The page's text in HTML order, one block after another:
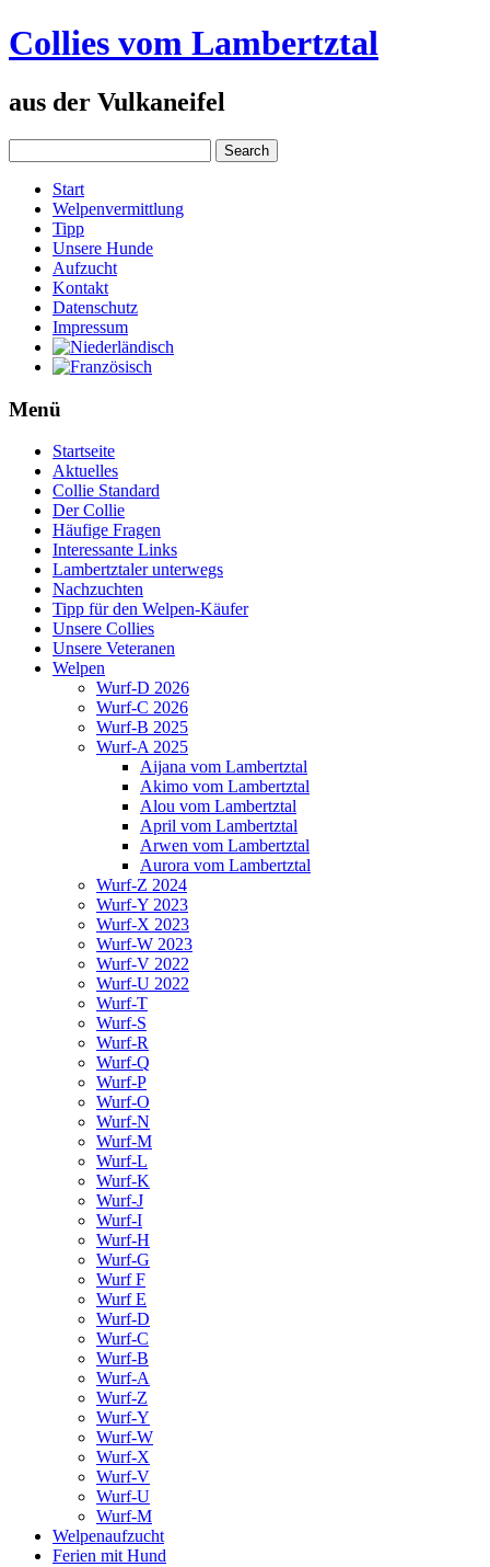
Collies vom Lambertztal
aus der Vulkaneifel
Start
Welpenvermittlung
Tipp
Unsere Hunde
Aufzucht
Kontakt
Datenschutz
Impressum
Menü
Startseite
Aktuelles
Collie Standard
Der Collie
Häufige Fragen
Interessante Links
Lambertztaler unterwegs
Nachzuchten
Tipp für den Welpen-Käufer
Unsere Collies
Unsere Veteranen
Welpen
Wurf-D 2026
Wurf-C 2026
Wurf-B 2025
Wurf-A 2025
Aijana vom Lambertztal
Akimo vom Lambertztal
Alou vom Lambertztal
April vom Lambertztal
Arwen vom Lambertztal
Aurora vom Lambertztal
Wurf-Z 2024
Wurf-Y 2023
Wurf-X 2023
Wurf-W 2023
Wurf-V 2022
Wurf-U 2022
Wurf-T
Wurf-S
Wurf-R
Wurf-Q
Wurf-P
Wurf-O
Wurf-N
Wurf-M
Wurf-L
Wurf-K
Wurf-J
Wurf-I
Wurf-H
Wurf-G
Wurf F
Wurf E
Wurf-D
Wurf-C
Wurf-B
Wurf-A
Wurf-Z
Wurf-Y
Wurf-W
Wurf-X
Wurf-V
Wurf-U
Wurf-M
Welpenaufzucht
Ferien mit Hund